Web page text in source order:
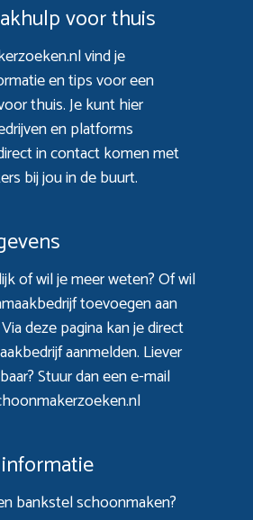
voor thuis
vind je
en tips voor een
thuis. Je kunt hier
en platforms
in contact komen met
bij jou in de buurt.
of wil je meer weten? Of wil
toevoegen aan
deze paginakan je direct
aanmelden. Liever
Stuur dan een e-mail
bankstel schoonmaken?